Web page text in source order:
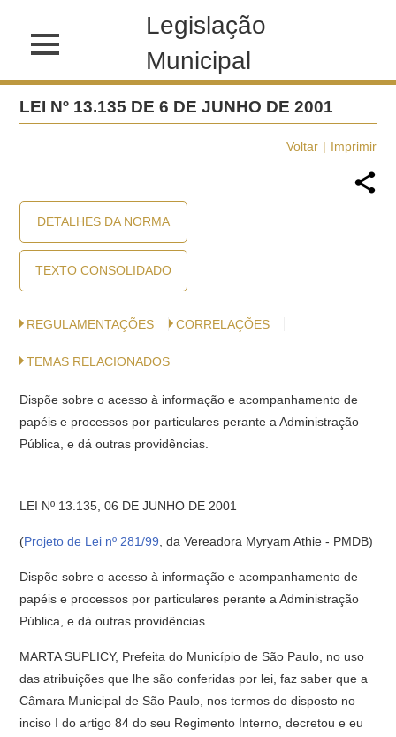
Legislação
Municipal
LEI Nº 13.135 DE 6 DE JUNHO DE 2001
Voltar Imprimir
DETALHES DA NORMA
TEXTO CONSOLIDADO
REGULAMENTAÇÕES CORRELAÇÕES
TEMAS RELACIONADOS
Dispõe sobre o acesso à informação e acompanhamento de
papéis e processos por particulares perante a Administração
Pública, e dá outras providências.
LEI Nº 13.135, 06 DE JUNHO DE 2001
(Projeto de Lei nº 281/99 , da Vereadora Myryam Athie - PMDB)
Dispõe sobre o acesso à informação e acompanhamento de
papéis e processos por particulares perante a Administração
Pública, e dá outras providências.
MARTA SUPLICY, Prefeita do Município de São Paulo, no uso
das atribuições que lhe são conferidas por lei, faz saber que a
Câmara Municipal de São Paulo, nos termos do disposto no
inciso I do artigo 84 do seu Regimento Interno, decretou e eu